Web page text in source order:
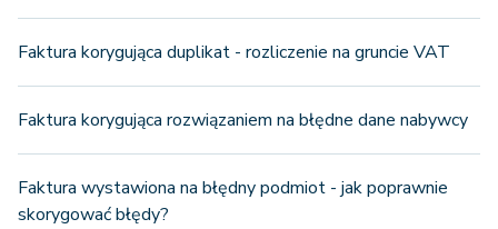
Faktura korygująca duplikat - rozliczenie na gruncie VAT
Faktura korygująca rozwiązaniem na błędne dane nabywcy
Faktura wystawiona na błędny podmiot - jak poprawnie
skorygować błędy?